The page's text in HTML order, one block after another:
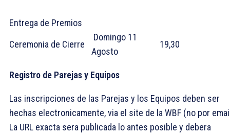
Entrega de Premios
Ceremonia de Cierre
Domingo 11
Agosto
19,30
Registro de Parejas y Equipos
Las inscripciones de las Parejas y los Equipos deben ser
hechas electronicamente, via el site de la WBF (no por
La URL exacta sera publicada lo antes posible y debera